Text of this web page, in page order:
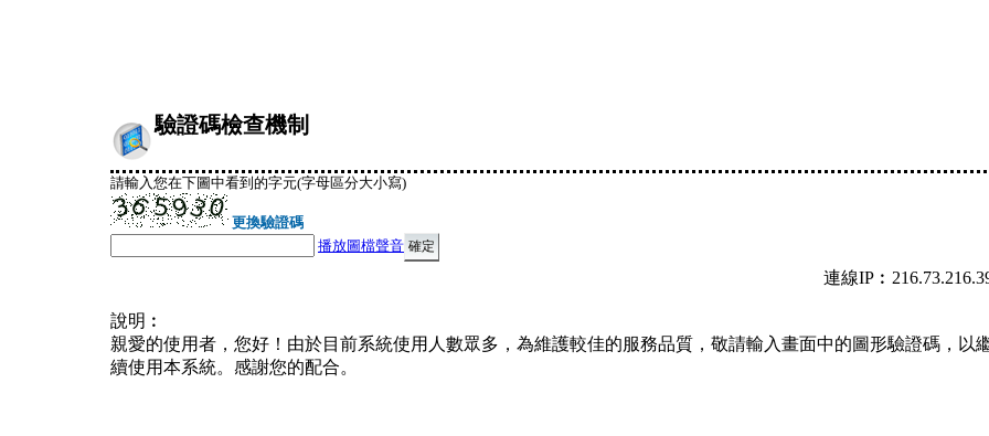
驗證碼檢查機制
請輸入您在下圖中看到的字元(字母區分大小寫)
更換驗證碼
播放圖檔聲音
連線
說明︰
親愛的使用者，您好！由於目前系統使用人數眾多，為維護較佳的服務品質，敬請輸入畫面中的圖形驗證碼，以
續使用本系統。感謝您的配合。